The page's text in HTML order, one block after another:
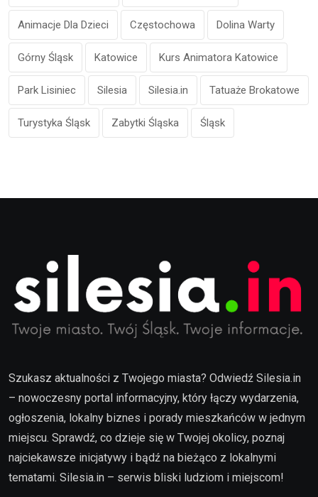
Animacje Dla Dzieci Częstochowa Dolina Warty
Górny Śląsk Katowice Kurs Animatora Katowice
Park Lisiniec Silesia Silesia.in Tatuaże Brokatowe
Turystyka Śląsk Zabytki Śląska Śląsk
Szukasz aktualności z Twojego miasta? Odwiedź Silesia.in
– nowoczesny portal informacyjny, który łączy wydarzenia,
ogłoszenia, lokalny biznes i porady mieszkańców w jednym
miejscu. Sprawdź, co dzieje się w Twojej okolicy, poznaj
najciekawsze inicjatywy i bądź na bieżąco z lokalnymi
tematami. Silesia.in – serwis bliski ludziom i miejscom!